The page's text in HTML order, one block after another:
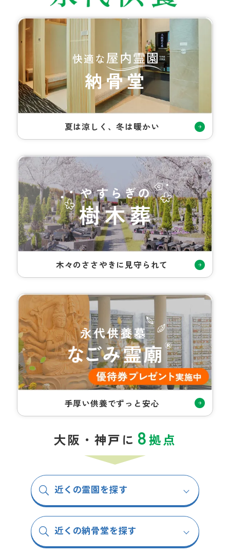
夏は涼しく、冬は暖かい
木々のささやきに見守られて
手厚い供養でずっと安心
大阪・神戸に 8拠点
近くの霊園を探す
近くの納骨堂を探す